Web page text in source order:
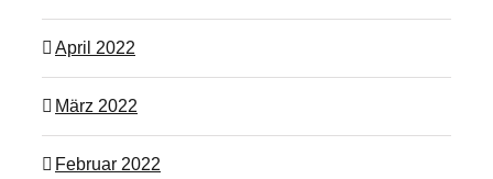
April 2022
März 2022
Februar 2022